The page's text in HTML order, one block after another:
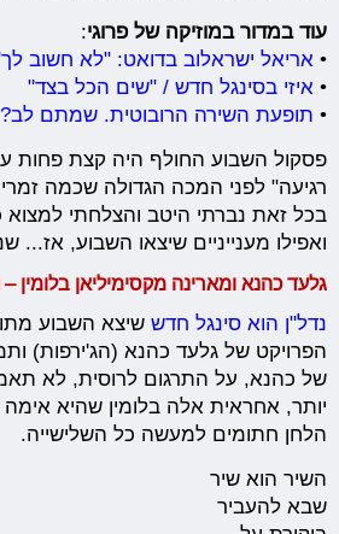
עוד במדור במוזיקה של פרוגי:
• אריאל ישראלוב בדואט: "לא חשוב
• איזי בסינגל חדש / "שים הכל בצד"
• תופעת השירה הרובוטית. שמתם לב?
פסקול השבוע החולף היה קצת פחות
רגיעה" לפני המכה הגדולה שכמה
בכל זאת נברתי היטב והצלחתי למצוא
ואפילו מענייניים שיצאו השבוע, אז...
גלעד כהנא ומארינה מקסימיליאן בלומין –
נדל"ן הוא סינגל חדש שיצא השבוע
הפרויקט של גלעד כהנא (הג'ירפות)
של כהנא, על התרגום לרוסית, לא
יותר, אחראית אלה בלומין שהיא
הלחן חתומים למעשה כל השלישייה.
השיר הוא שיר
שבא להעביר